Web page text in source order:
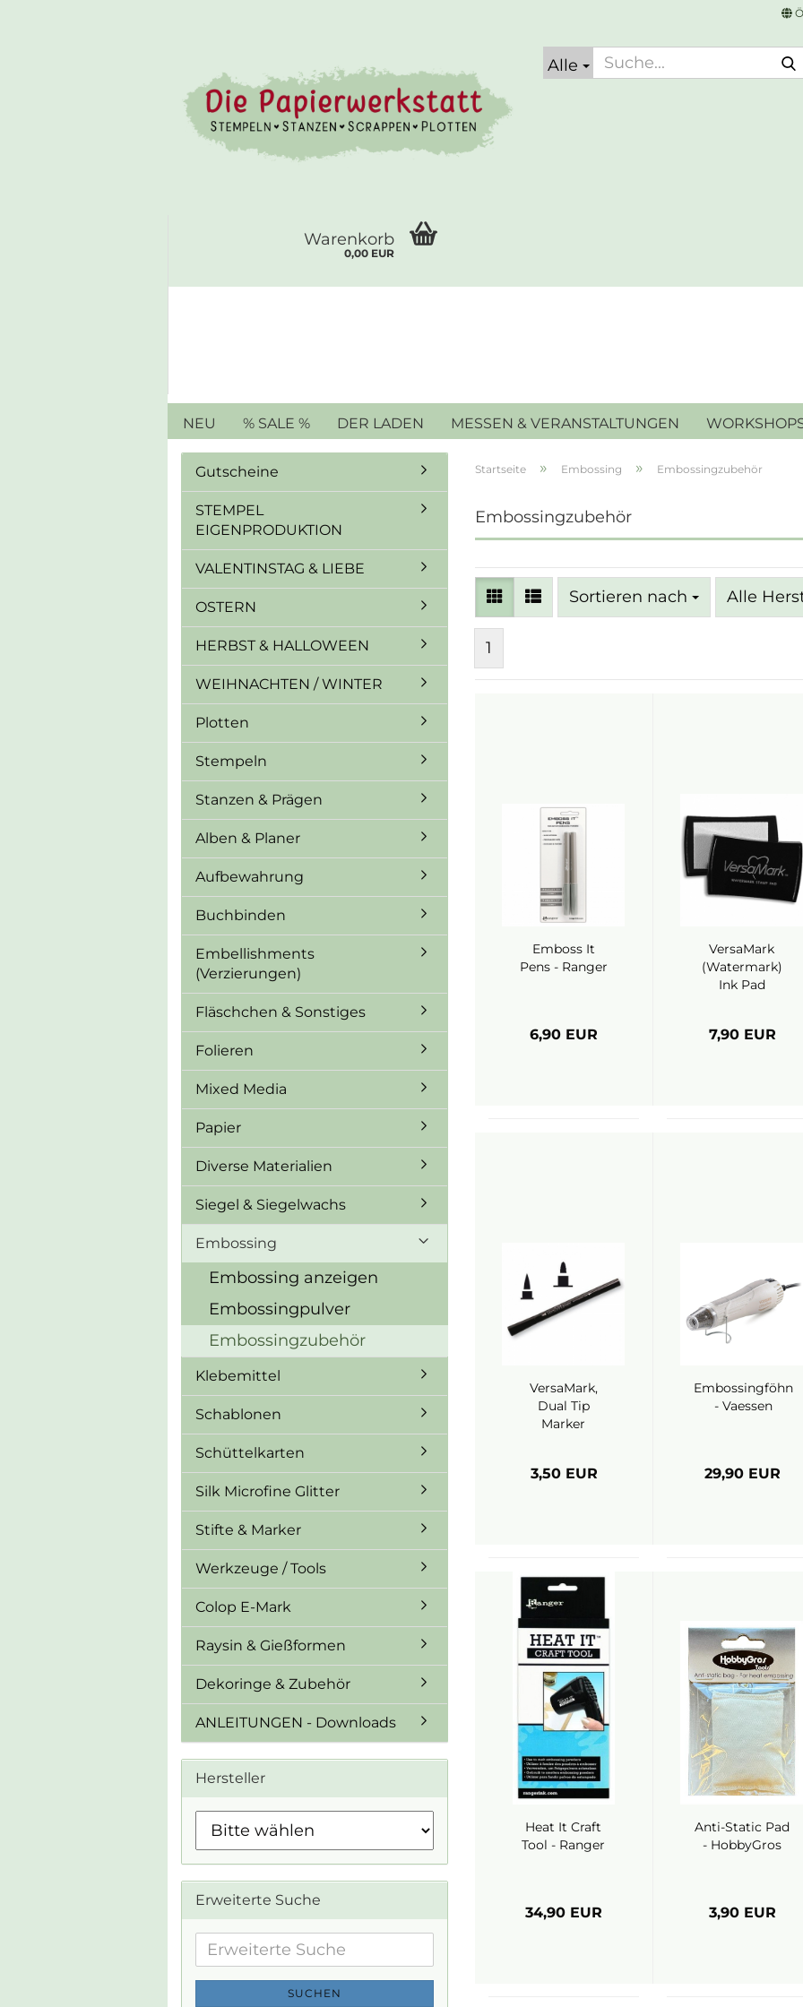
Alle
Warenkorb
0,00 EUR
NEU % SALE % DER LADEN MESSEN & VERANSTALTUNGEN
Startseite » Embossing » Embossingzubehör
Embossingzubehör
Sortieren nach
Sortieren nach Alle
1
Emboss It
Pens - Ranger
6,90 EUR
VersaMark
(Watermark)
Ink Pad
7,90 EUR
VersaMark,
Dual Tip
Marker
3,50 EUR
Embossingföhn
- Vaessen
29,90 EUR
Heat It Craft
Tool - Ranger
34,90 EUR
Anti-Static Pad
- HobbyGros
3,90 EUR
Gutscheine
STEMPEL
EIGENPRODUKTION
VALENTINSTAG & LIEBE
OSTERN
HERBST & HALLOWEEN
WEIHNACHTEN / WINTER
Plotten
Stempeln
Stanzen & Prägen
Alben & Planer
Aufbewahrung
Buchbinden
Embellishments
(Verzierungen)
Fläschchen & Sonstiges
Folieren
Mixed Media
Papier
Diverse Materialien
Siegel & Siegelwachs
Embossing
Embossing anzeigen
Embossingpulver
Embossingzubehör
Klebemittel
Schablonen
Schüttelkarten
Silk Microfine Glitter
Stifte & Marker
Werkzeuge / Tools
Colop E-Mark
Raysin & Gießformen
Dekoringe & Zubehör
ANLEITUNGEN - Downloads
Hersteller
Erweiterte Suche
Erweiterte
Suche
SUCHEN